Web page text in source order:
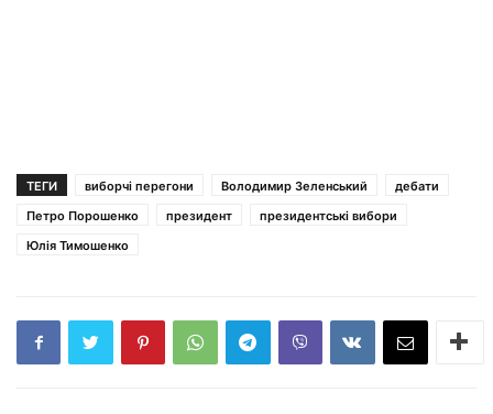
ТЕГИ виборчі перегони Володимир Зеленський
дебати
Петро Порошенко
президент
президентські вибори
Юлія Тимошенко